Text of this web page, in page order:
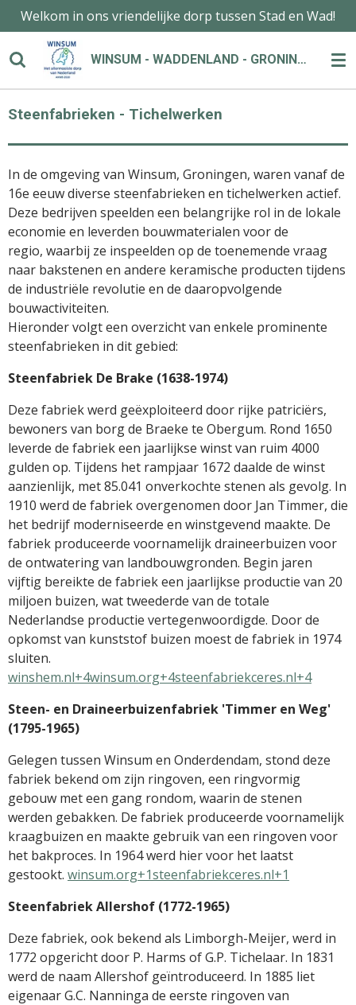
Ga
direct
naar
hoofdinhoud
WINSUM - WADDENLAND - GRONINGEN
Welkom in ons vriendelijke dorp tussen Stad en Wad!
Steenfabrieken - Tichelwerken
In de omgeving van Winsum, Groningen, waren vanaf de
16e eeuw diverse steenfabrieken en tichelwerken actief.
Deze bedrijven speelden een belangrijke rol in de lokale
economie en leverden bouwmaterialen voor de
regio, waarbij ze inspeelden op de toenemende vraag
naar bakstenen en andere keramische producten tijdens
de industriële revolutie en de daaropvolgende
bouwactiviteiten.
Hieronder volgt een overzicht van enkele prominente
steenfabrieken in dit gebied:​
Steenfabriek De Brake (1638-1974)
Deze fabriek werd geëxploiteerd door rijke patriciërs,
bewoners van borg de Braeke te Obergum. Rond 1650
leverde de fabriek een jaarlijkse winst van ruim 4000
gulden op. Tijdens het rampjaar 1672 daalde de winst
aanzienlijk, met 85.041 onverkochte stenen als gevolg. In
1910 werd de fabriek overgenomen door Jan Timmer, die
het bedrijf moderniseerde en winstgevend maakte. De
fabriek produceerde voornamelijk draineerbuizen voor
de ontwatering van landbouwgronden. Begin jaren
vijftig bereikte de fabriek een jaarlijkse productie van 20
miljoen buizen, wat tweederde van de totale
Nederlandse productie vertegenwoordigde. Door de
opkomst van kunststof buizen moest de fabriek in 1974
sluiten.
winshem.nl+4winsum.org+4steenfabriekceres.nl+4
Steen- en Draineerbuizenfabriek 'Timmer en Weg'
(1795-1965)
Gelegen tussen Winsum en Onderdendam, stond deze
fabriek bekend om zijn ringoven, een ringvormig
gebouw met een gang rondom, waarin de stenen
werden gebakken. De fabriek produceerde voornamelijk
kraagbuizen en maakte gebruik van een ringoven voor
het bakproces. In 1964 werd hier voor het laatst
gestookt. winsum.org+1steenfabriekceres.nl+1
Steenfabriek Allershof (1772-1965)
Deze fabriek, ook bekend als Limborgh-Meijer, werd in
1772 opgericht door P. Harms of G.P. Tichelaar. In 1831
werd de naam Allershof geïntroduceerd. In 1885 liet
eigenaar G.C. Nanninga de eerste ringoven van